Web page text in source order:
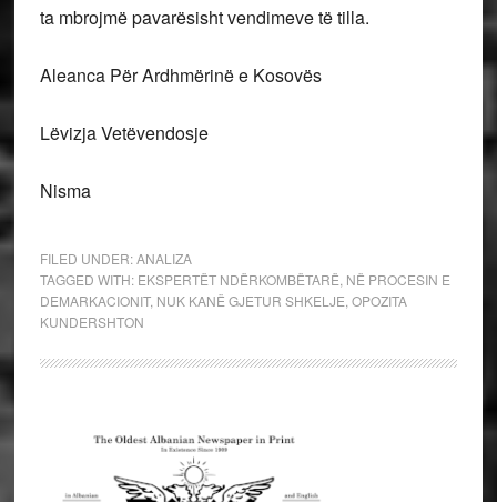
ta mbrojmë pavarësisht vendimeve të tilla.
Aleanca Për Ardhmërinë e Kosovës
Lëvizja Vetëvendosje
Nisma
FILED UNDER:ANALIZA
TAGGED WITH: EKSPERTËT NDËRKOMBËTARË NË PROCESIN E
DEMARKACIONIT, NUK KANË GJETUR SHKELJE OPOZITA
KUNDERSHTON